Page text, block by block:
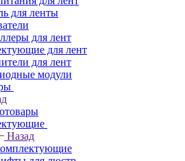
для ленты
для лент
для лент
для лент
модули
Назад